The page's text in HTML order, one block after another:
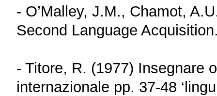
- O’Malley, J.M., Chamot,
Second Language
- Titore, R. (1977) Insegnare
internazionale pp. 37-48